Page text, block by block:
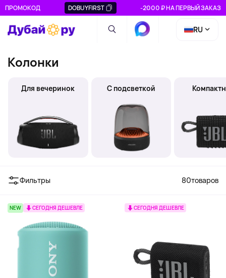
ПРОМОКОД DOBUYFIRST -2000 ₽ НА ПЕРВЫЙ ЗАКАЗ
RU
Колонки
Для вечеринок С подсветкой
Фильтры 80товаров
NEW СЕГОДНЯ ДЕШЕВЛЕ СЕГОДНЯ ДЕШЕВЛЕ